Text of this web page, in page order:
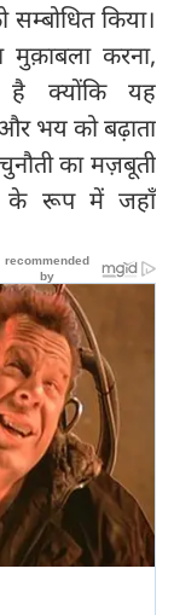
किया।
करना,
है क्योंकि यह
भय को बढ़ाता
का मज़बूती
के रूप में जहाँ